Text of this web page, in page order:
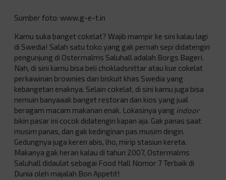
Sumber foto: www.g-e-t.in
Kamu suka banget cokelat? Wajib mampir ke sini kalau lagi
di Swedia! Salah satu toko yang gak pernah sepi didatengin
pengunjung di Ostermalms Saluhall adalah Borgs Bageri.
Nah, di sini kamu bisa beli chokladsnittar atau kue cokelat
perkawinan brownies dan biskuit khas Swedia yang
kebangetan enaknya. Selain cokelat, di sini kamu juga bisa
nemuin banyaaak banget restoran dan kios yang jual
beragam macam makanan enak. Lokasinya yang indoor
bikin pasar ini cocok didatengin kapan aja. Gak panas saat
musim panas, dan gak kedinginan pas musim dingin.
Gedungnya juga keren abis, lho, mirip stasiun kereta.
Makanya gak heran kalau di tahun 2007, Ostermalms
Saluhall didaulat sebagai Food Hall Nomor 7 Terbaik di
Dunia oleh majalah Bon Appetit!